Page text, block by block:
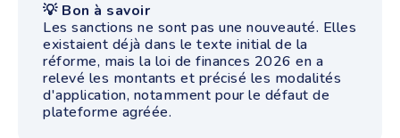
💡 Bon à savoir
Les sanctions ne sont pas une nouveauté. Elles
existaient déjà dans le texte initial de la
réforme, mais la loi de finances 2026 en a
relevé les montants et précisé les modalités
d'application, notamment pour le défaut de
plateforme agréée.